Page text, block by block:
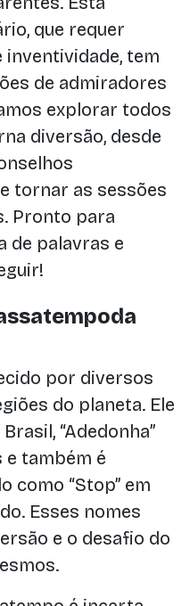
que requer
inventividade, tem
de admiradores
explorar todos
diversão, desde
tornar as sessões
Pronto para
de palavras e
por diversos
do planeta. Ele
“Adedonha”
também é
como “Stop” em
Esses nomes
e o desafio do